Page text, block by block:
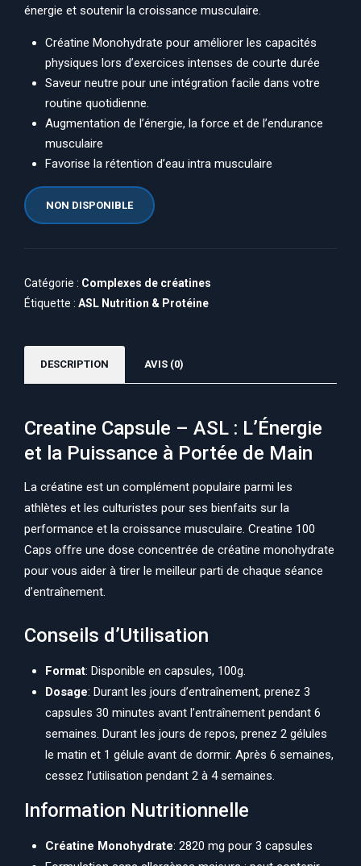
énergie et soutenir la croissance musculaire.
Créatine Monohydrate pour améliorer les capacités
physiques lors d’exercices intenses de courte durée
Saveur neutre pour une intégration facile dans votre
routine quotidienne.
Augmentation de l’énergie, la force et de l’endurance
musculaire
Favorise la rétention d’eau intra musculaire
NON DISPONIBLE
Catégorie : Complexes de créatines
Étiquette : ASL Nutrition & Protéine
DESCRIPTION AVIS (0)
Creatine Capsule – ASL : L’Énergie
et la Puissance à Portée de Main
La créatine est un complément populaire parmi les
athlètes et les culturistes pour ses bienfaits sur la
performance et la croissance musculaire. Creatine 100
Caps offre une dose concentrée de créatine monohydrate
pour vous aider à tirer le meilleur parti de chaque séance
d’entraînement.
Conseils d’Utilisation
Format: Disponible en capsules, 100g.
Dosage: Durant les jours d’entraînement, prenez 3
capsules 30 minutes avant l’entraînement pendant 6
semaines. Durant les jours de repos, prenez 2 gélules
le matin et 1 gélule avant de dormir. Après 6 semaines,
cessez l’utilisation pendant 2 à 4 semaines.
Information Nutritionnelle
Créatine Monohydrate: 2820 mg pour 3 capsules